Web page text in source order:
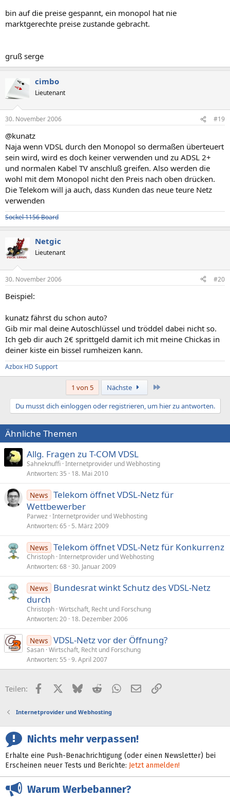
bin auf die preise gespannt, ein monopol hat nie
marktgerechte preise zustande gebracht.
gruß serge
cimbo
Lieutenant
30. November 2006 #19
@kunatz
Naja wenn VDSL durch den Monopol so dermaßen überteuert
sein wird, wird es doch keiner verwenden und zu ADSL 2+
und normalen Kabel TV anschluß greifen. Also werden die
wohl mit dem Monopol nicht den Preis nach oben drücken.
Die Telekom will ja auch, dass Kunden das neue teure Netz
verwenden
Sockel 1156 Board
Netgic
Lieutenant
30. November 2006 #20
Beispiel:
kunatz fährst du schon auto?
Gib mir mal deine Autoschlüssel und tröddel dabei nicht so.
Ich geb dir auch 2€ sprittgeld damit ich mit meine Chickas in
deiner kiste ein bissel rumheizen kann.
Azbox HD Support
1 von 5 Nächste
Du musst dich einloggen oder registrieren, um hier zu antworten.
Ähnliche Themen
Allg. Fragen zu T-COM VDSL
Sahneknuffi Internetprovider und Webhosting
Antworten 35 18. Mai 2010
News Telekom öffnet VDSL-Netz für
Wettbewerber
Parwez Internetprovider und Webhosting
Antworten 65 5. März 2009
News Telekom öffnet VDSL-Netz für Konkurrenz
Christoph Internetprovider und Webhosting
Antworten 68 30. Januar 2009
News
Bundesrat winkt Schutz des VDSL-Netz
durch
Christoph Wirtschaft, Recht und Forschung
Antworten 20 18. Dezember 2006
News VDSL-Netz vor der Öffnung?
Sasan Wirtschaft, Recht und Forschung
Antworten 55 9. April 2007
Teilen: FacebookX (Twitter)
BlueskyRedditWhatsApp
E-MailLink
Internetprovider und Webhosting
Nichts mehr verpassen!
Erhalte eine Push-Benachrichtigung (oder einen Newsletter) bei
Erscheinen neuer Tests und Berichte: Jetzt anmelden!
Warum Werbebanner?